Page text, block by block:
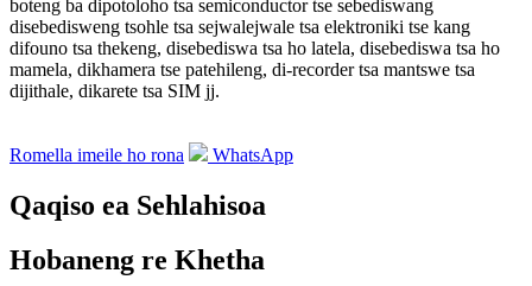
boteng ba dipotoloho tsa semiconductor tse sebediswang
disebedisweng tsohle tsa sejwalejwale tsa elektroniki tse kang
difouno tsa thekeng, disebediswa tsa ho latela, disebediswa tsa ho
mamela, dikhamera tse patehileng, di-recorder tsa mantswe tsa
dijithale, dikarete tsa SIM jj.
Romella imeile ho rona WhatsApp
Qaqiso ea Sehlahisoa
Hobaneng re Khetha